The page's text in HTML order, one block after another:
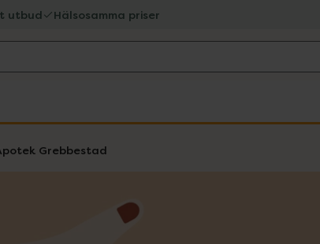
utbud Hälsosamma priser
Grebbestad